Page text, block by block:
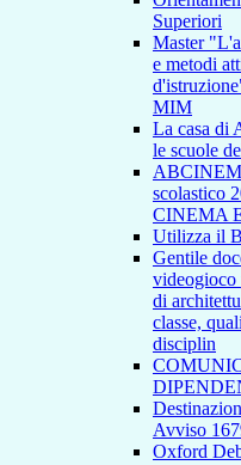
Superiori
Master
e metodi
MIM
La casa di
le scuole
scolastico
CINEMA
Utilizza il
Gentile
videogioco
di
classe,
disciplin
Avviso
Oxford